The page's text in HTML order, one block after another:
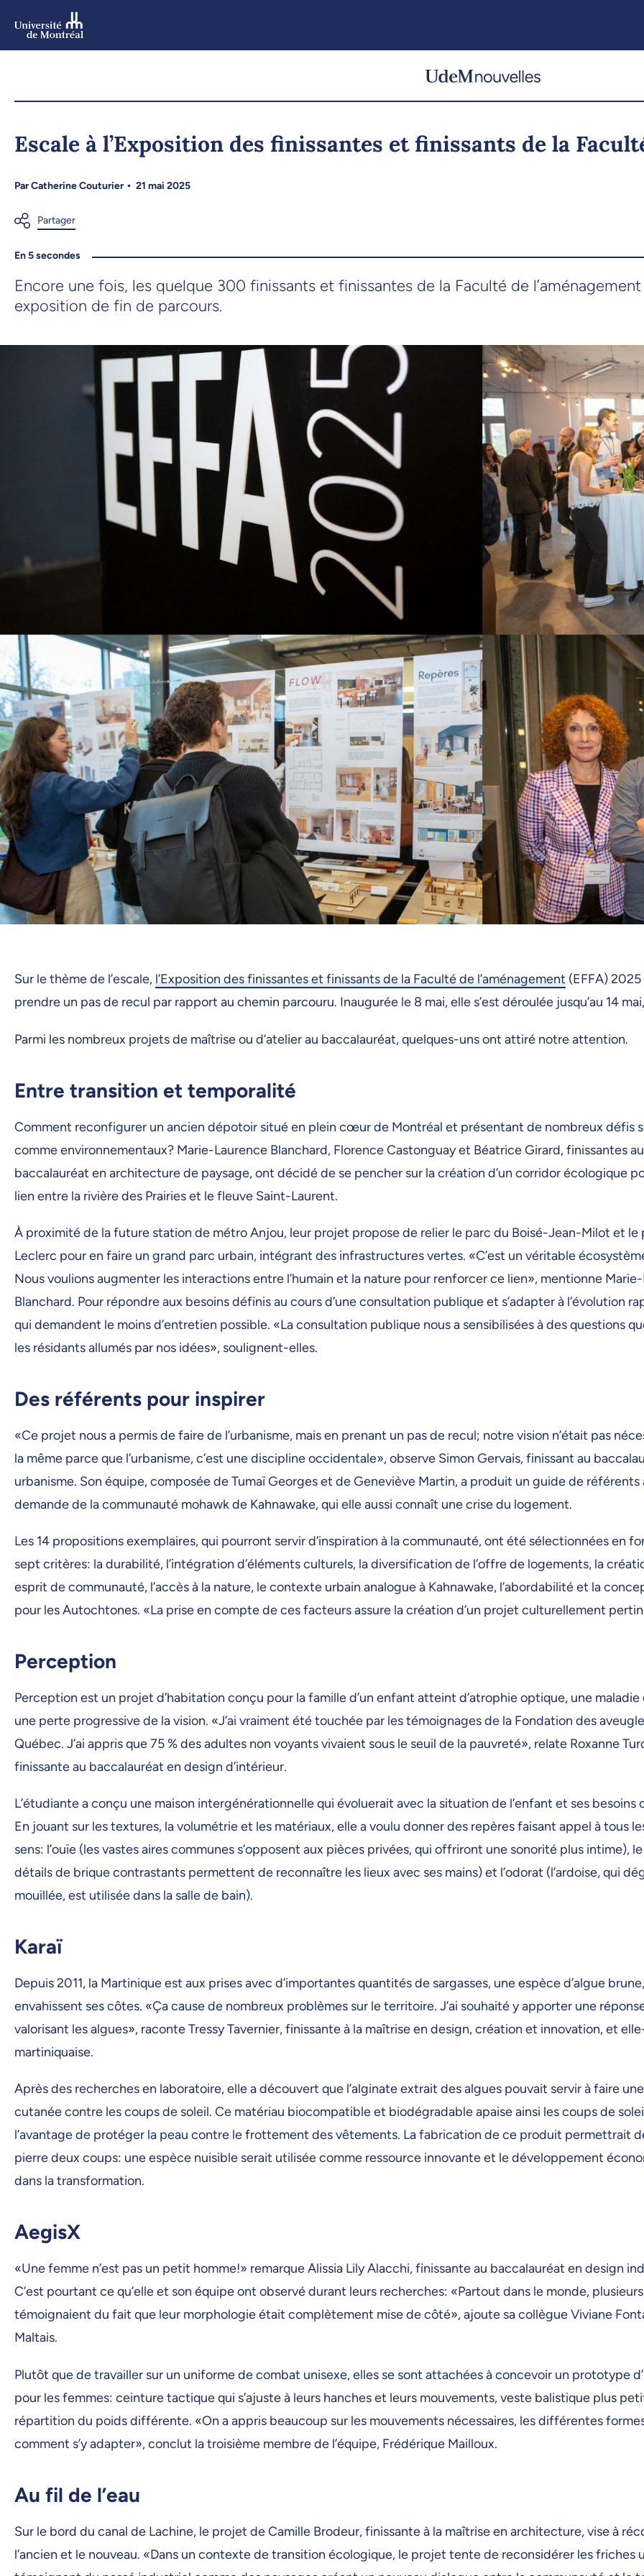
Escale à l’Exposition des finissantes et finissants de la
ParCatherine Couturier 21 mai 2025
En 5 secondes
Encore une fois, les quelque 300 finissants et finissantes de la Faculté de
exposition de fin de parcours.
Sur le thème de l’escale, l’Exposition des finissantes et finissants de la Faculté de l’aménagement (EFFA)
prendre un pas de recul par rapport au chemin parcouru. Inaugurée le 8 mai, elle s’est déroulée jusqu’au 14
Parmi les nombreux projets de maîtrise ou d’atelier au baccalauréat, quelques-uns ont attiré notre attention.
Entre transition et temporalité
Comment reconfigurer un ancien dépotoir situé en plein cœur de Montréal et présentant de nombreux défis
comme environnementaux? Marie-Laurence Blanchard, Florence Castonguay et Béatrice Girard, finissantes au
baccalauréat en architecture de paysage, ont décidé de se pencher sur la création d’un corridor écologique
lien entre la rivière des Prairies et le fleuve Saint-Laurent.
À proximité de la future station de métro Anjou, leur projet propose de relier le parc du Boisé-Jean-Milot et le
Leclerc pour en faire un grand parc urbain, intégrant des infrastructures vertes. «C’est un véritable
Nous voulions augmenter les interactions entre l’humain et la nature pour renforcer ce lien», mentionne
Blanchard. Pour répondre aux besoins définis au cours d’une consultation publique et s’adapter à l’évolution
qui demandent le moins d’entretien possible. «La consultation publique nous a sensibilisées à des questions
les résidants allumés par nos idées», soulignent-elles.
Des référents pour inspirer
«Ce projet nous a permis de faire de l’urbanisme, mais en prenant un pas de recul; notre vision n’était pas
la même parce que l’urbanisme, c’est une discipline occidentale», observe Simon Gervais, finissant au
urbanisme. Son équipe, composée de Tumaï Georges et de Geneviève Martin, a produit un guide de référents
demande de la communauté mohawk de Kahnawake, qui elle aussi connaît une crise du logement.
Les 14 propositions exemplaires, qui pourront servir d’inspiration à la communauté, ont été sélectionnées en
sept critères: la durabilité, l’intégration d’éléments culturels, la diversification de l’offre de logements, la
esprit de communauté, l’accès à la nature, le contexte urbain analogue à Kahnawake, l’abordabilité et la
pour les Autochtones. «La prise en compte de ces facteurs assure la création d’un projet culturellement
Perception
Perception est un projet d’habitation conçu pour la famille d’un enfant atteint d’atrophie optique, une maladie
une perte progressive de la vision. «J’ai vraiment été touchée par les témoignages de la Fondation des
Québec. J’ai appris que 75 % des adultes non voyants vivaient sous le seuil de la pauvreté», relate Roxanne
finissante au baccalauréat en design d’intérieur.
L’étudiante a conçu une maison intergénérationnelle qui évoluerait avec la situation de l’enfant et ses besoins
En jouant sur les textures, la volumétrie et les matériaux, elle a voulu donner des repères faisant appel à tous
sens: l’ouïe (les vastes aires communes s’opposent aux pièces privées, qui offriront une sonorité plus intime),
détails de brique contrastants permettent de reconnaître les lieux avec ses mains) et l’odorat (l’ardoise, qui
mouillée, est utilisée dans la salle de bain).
Karaï
Depuis 2011, la Martinique est aux prises avec d’importantes quantités de sargasses, une espèce d’algue
envahissent ses côtes. «Ça cause de nombreux problèmes sur le territoire. J’ai souhaité y apporter une
valorisant les algues», raconte Tressy Tavernier, finissante à la maîtrise en design, création et innovation, et
martiniquaise.
Après des recherches en laboratoire, elle a découvert que l’alginate extrait des algues pouvait servir à faire
cutanée contre les coups de soleil. Ce matériau biocompatible et biodégradable apaise ainsi les coups de
l’avantage de protéger la peau contre le frottement des vêtements. La fabrication de ce produit permettrait
pierre deux coups: une espèce nuisible serait utilisée comme ressource innovante et le développement
dans la transformation.
AegisX
«Une femme n’est pas un petit homme!» remarque Alissia Lily Alacchi, finissante au baccalauréat en design
C’est pourtant ce qu’elle et son équipe ont observé durant leurs recherches: «Partout dans le monde,
témoignaient du fait que leur morphologie était complètement mise de côté», ajoute sa collègue Viviane
Maltais.
Plutôt que de travailler sur un uniforme de combat unisexe, elles se sont attachées à concevoir un prototype
pour les femmes: ceinture tactique qui s’ajuste à leurs hanches et leurs mouvements, veste balistique plus
répartition du poids différente. «On a appris beaucoup sur les mouvements nécessaires, les différentes
comment s’y adapter», conclut la troisième membre de l’équipe, Frédérique Mailloux.
Au fil de l’eau
Sur le bord du canal de Lachine, le projet de Camille Brodeur, finissante à la maîtrise en architecture, vise à
l’ancien et le nouveau. «Dans un contexte de transition écologique, le projet tente de reconsidérer les friches